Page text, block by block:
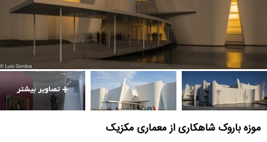
موزه باروک شاهکاری از معماری مکزیک